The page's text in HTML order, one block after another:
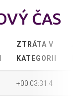
ČAS
ZTRÁTA V
KATEGORII
+00:03:31.4